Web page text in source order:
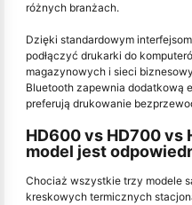
różnych branżach.
Dzięki standardowym
podłączyć drukarki do
magazynowych i sieci
Bluetooth zapewnia dodatkową
preferują drukowanie
HD600 vs HD700 vs
model jest
Chociaż wszystkie trzy modele
kreskowych termicznych